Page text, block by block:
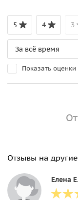
5 4 3
Показать
Отзывы на
Елена Е.